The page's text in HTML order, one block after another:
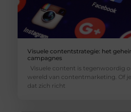
Visuele contentstrategie: het
campagnes
Visuele content is tegenwoordig
wereld van contentmarketing. Of
dat zich richt